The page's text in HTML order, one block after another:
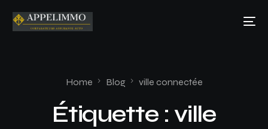
Home Blog ville connectée
Étiquette : ville